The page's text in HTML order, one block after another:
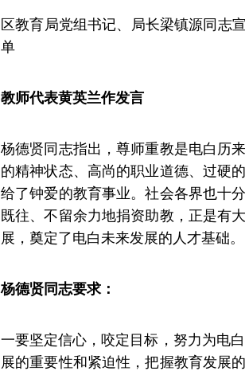
区教育局党组书记、局长梁镇源同志
单
教师代表黄英兰作发言
杨德贤同志指出，尊师重教是电白历
的精神状态、高尚的职业道德、过硬
给了钟爱的教育事业。社会各界也十
既往、不留余力地捐资助教，正是有
展，奠定了电白未来发展的人才基础。
杨德贤同志要求：
一要坚定信心，咬定目标，努力为电
展的重要性和紧迫性，把握教育发展